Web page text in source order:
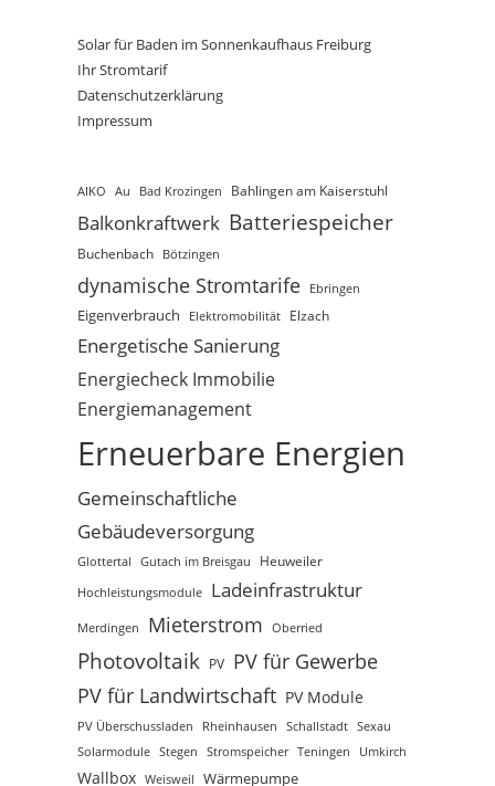
Solar für Baden im Sonnenkaufhaus Freiburg
Ihr Stromtarif
Datenschutzerklärung
Impressum
AIKO Au Bad Krozingen Bahlingen am Kaiserstuhl
Balkonkraftwerk Batteriespeicher
Buchenbach Bötzingen
dynamische Stromtarife Ebringen
Eigenverbrauch Elektromobilität Elzach
Energetische Sanierung
Energiecheck Immobilie
Energiemanagement
Erneuerbare Energien
Gemeinschaftliche
Gebäudeversorgung
Glottertal Gutach im Breisgau
Heuweiler
Hochleistungsmodule Ladeinfrastruktur
Merdingen Mieterstrom Oberried
Photovoltaik PV PV für Gewerbe
PV für Landwirtschaft PV Module
PV Überschussladen Rheinhausen Schallstadt Sexau
Solarmodule Stegen Stromspeicher Teningen Umkirch
Wallbox Weisweil Wärmepumpe